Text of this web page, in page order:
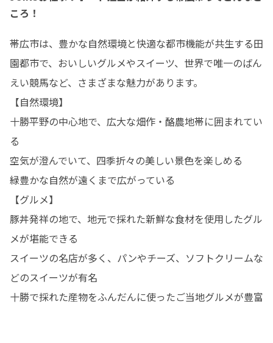
ころ！
帯広市は、豊かな自然環境と快適な都市機能が共生する田
園都市で、おいしいグルメやスイーツ、世界で唯一のばん
えい競馬など、さまざまな魅力があります。﻿
【自然環境】
十勝平野の中心地で、広大な畑作・酪農地帯に囲まれてい
る﻿
空気が澄んでいて、四季折々の美しい景色を楽しめる﻿
緑豊かな自然が遠くまで広がっている﻿
【グルメ】
豚丼発祥の地で、地元で採れた新鮮な食材を使用したグル
メが堪能できる﻿
スイーツの名店が多く、パンやチーズ、ソフトクリームな
どのスイーツが有名﻿
十勝で採れた産物をふんだんに使ったご当地グルメが豊富﻿